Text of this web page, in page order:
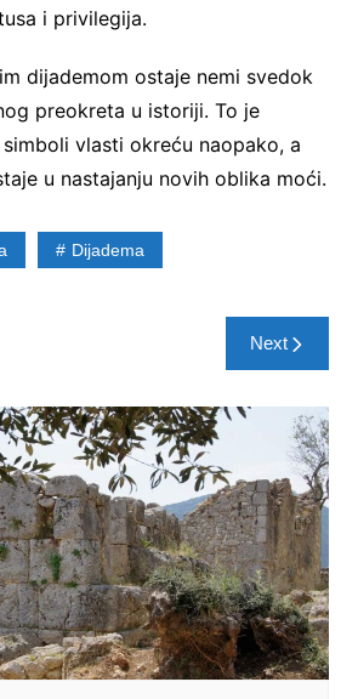
i privilegija.
dijademom ostaje nemi svedok
preokreta u istoriji. To je
vlasti okreću naopako, a
u nastajanju novih oblika moći.
Dijadema
Next